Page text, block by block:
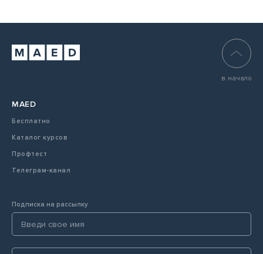
MAED
Бесплатно
Каталог курсов
Профтест
Телеграм-канал
в начало
Подписка на рассылку